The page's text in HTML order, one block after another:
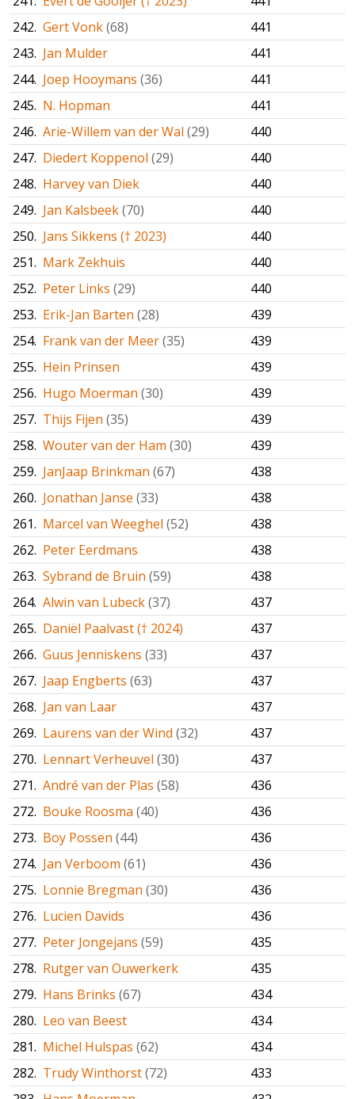
242. Gert Vonk(68)
441
243. Jan Mulder
441
244. Joep Hooymans (36)
441
245. N. Hopman
441
246. Arie-Willem van der Wal (29)
440
247. Diedert Koppenol (29)
440
248. Harvey van Diek
440
249. Jan Kalsbeek(70)
440
250. Jans Sikkens († 2023)
440
251. Mark Zekhuis
440
252. Peter Links (29)
440
253. Erik-Jan Barten (28)
439
254. Frank van der Meer(35)
439
255. Hein Prinsen
439
256. Hugo Moerman (30)
439
257. Thijs Fijen (35)
439
258. Wouter van der Ham (30)
439
259. JanJaap Brinkman (67)
438
260. Jonathan Janse (33)
438
261. Marcel van Weeghel (52)
438
262. Peter Eerdmans
438
263. Sybrand de Bruin (59)
438
264. Alwin van Lubeck(37)
437
265. Daniël Paalvast († 2024)
437
266. Guus Jenniskens (33)
437
267. Jaap Engberts (63)
437
268. Jan van Laar
437
269. Laurens van der Wind (32)
437
270. Lennart Verheuvel (30)
437
271. André van der Plas (58)
436
272. Bouke Roosma (40)
436
273. Boy Possen (44)
436
274. Jan Verboom (61)
436
275. Lonnie Bregman (30)
436
276. Lucien Davids
436
277. Peter Jongejans (59)
435
278. Rutger van Ouwerkerk
435
279. Hans Brinks (67)
434
280. Leo van Beest
434
281. Michel Hulspas (62)
434
282. Trudy Winthorst(72)
433